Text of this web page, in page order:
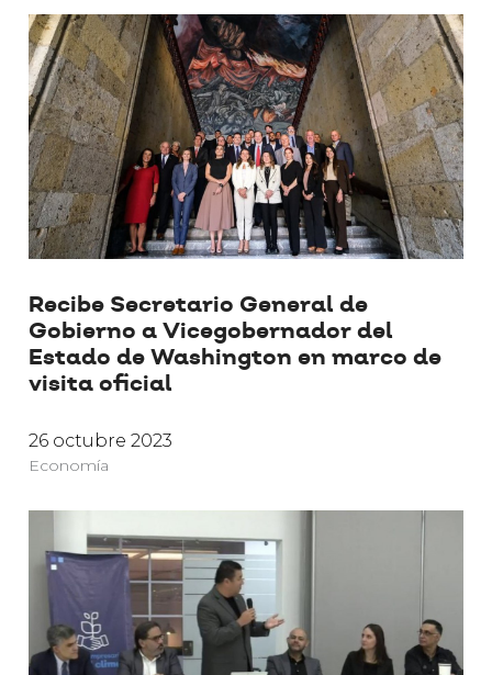
Recibe Secretario General de
Gobierno a Vicegobernador del
Estado de Washington en marco de
visita oficial
26 octubre 2023
Economía